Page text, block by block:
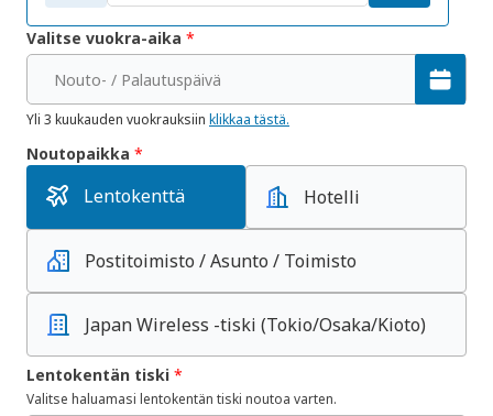
Valitse vuokra-aika *
Nouto- / Palautuspäivä
Yli 3 kuukauden vuokrauksiin klikkaa tästä.
Noutopaikka *
Lentokenttä Hotelli
Postitoimisto / Asunto / Toimisto
Japan Wireless -tiski (Tokio/Osaka/Kioto)
Lentokentän tiski *
Valitse haluamasi lentokentän tiski noutoa varten.